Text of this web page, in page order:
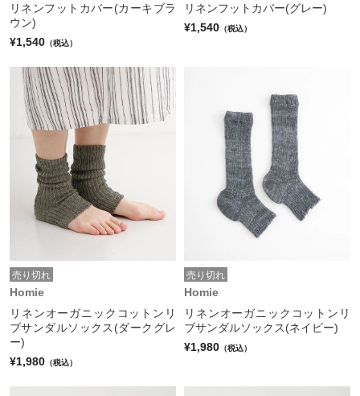
リネンフットカバー(カーキブラ
ウン)
¥1,540 （税込）
リネンフットカバー(グレー)
¥1,540 （税込）
売り切れ
Homie
リネンオーガニックコットンリ
ブサンダルソックス(ダークグレ
ー)
¥1,980 （税込）
売り切れ
Homie
リネンオーガニックコットンリ
ブサンダルソックス(ネイビー)
¥1,980 （税込）